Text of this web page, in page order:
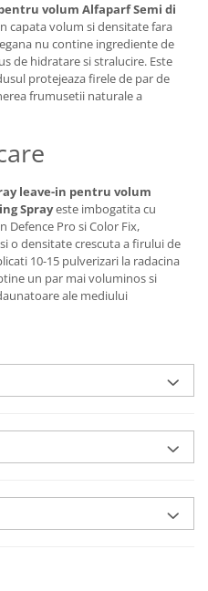
volum Alfaparf Semi di
capata volum si densitate fara
nu contine ingrediente de
de hidratare si stralucire. Este
protejeaza firele de par de
frumusetii naturale a
leave-in pentru volum
Sprayeste imbogatita cu
Defence Pro si Color Fix,
o densitate crescuta a firului de
10-15 pulverizari la radacina
un par mai voluminos si
ale mediului